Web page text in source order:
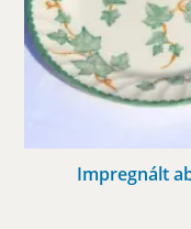
Impregnált